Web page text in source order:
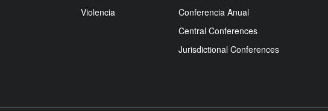
Violencia
Conferencia Anual
Central Conferences
Jurisdictional Conferences